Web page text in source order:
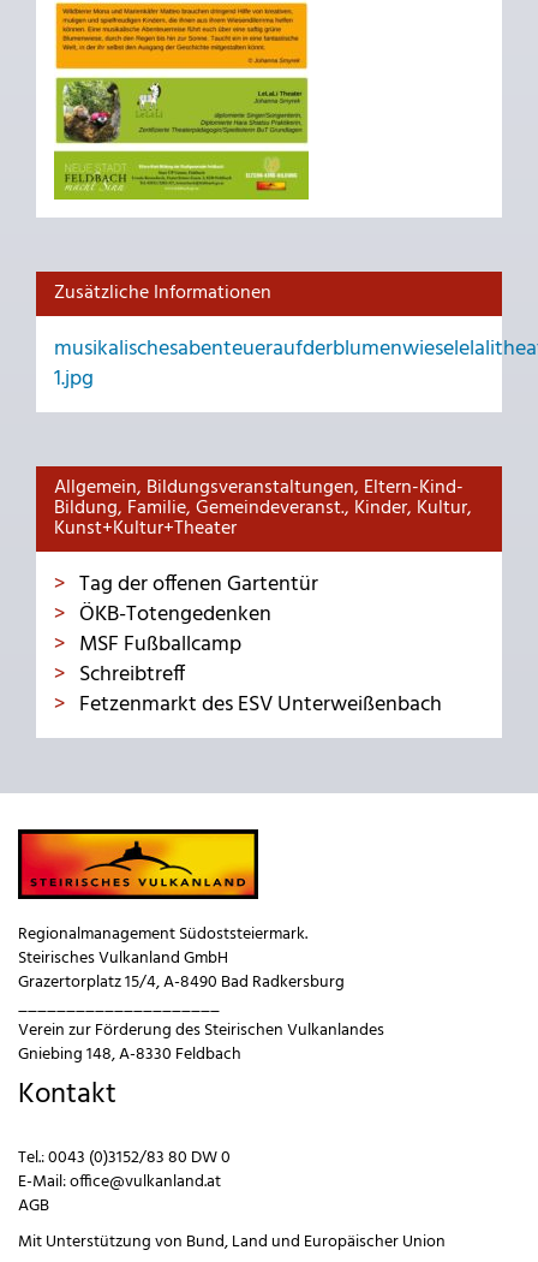
Zusätzliche Informationen
1.jpg
Allgemein, Bildungsveranstaltungen, Eltern-Kind-
Bildung, Familie, Gemeindeveranst., Kinder, Kultur,
Kunst+Kultur+Theater
Tag der offenen Gartentür
ÖKB-Totengedenken
MSF Fußballcamp
Schreibtreff
Fetzenmarkt des ESV Unterweißenbach
Regionalmanagement Südoststeiermark.
Steirisches Vulkanland GmbH
Grazertorplatz 15/4, A-8490 Bad Radkersburg
_____________________
Verein zur Förderung des Steirischen Vulkanlandes
Gniebing 148, A-8330 Feldbach
Kontakt
Tel.:0043 (0)3152/83 80 DW 0
E-Mail:office@vulkanland.at
AGB
Mit Unterstützung von Bund,Land und Europäischer Union